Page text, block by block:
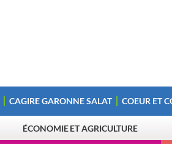
CAGIRE GARONNE SALAT COEUR ET
ÉCONOMIE ET AGRICULTURE